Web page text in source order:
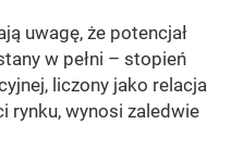
uwagę, że potencjał
w pełni – stopień
liczony jako relacja
rynku, wynosi zaledwie